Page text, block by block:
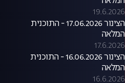
19.6.2026
הצינור 17.06.2026 - התוכנית
המלאה
17.6.2026
הצינור 16.06.2026 - התוכנית
המלאה
16.6.2026